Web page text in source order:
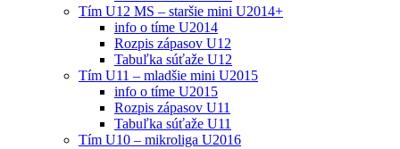
Tím U12 MS – staršie mini U2014+
info o tíme U2014
Rozpis zápasov U12
Tabuľka súťaže U12
Tím U11 – mladšie mini U2015
info o tíme U2015
Rozpis zápasov U11
Tabuľka súťaže U11
Tím U10 – mikroliga U2016